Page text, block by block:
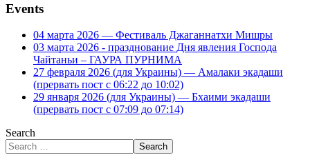
Events
04 марта 2026 — Фестиваль Джаганнатхи Мишры
03 марта 2026 - празднование Дня явления Господа
Чайтаньи – ГАУРА ПУРНИМА
27 февраля 2026 (для Украины) — Амалаки экадаши
(прервать пост с 06:22 до 10:02)
29 января 2026 (для Украины) — Бхаими экадаши
(прервать пост с 07:09 до 07:14)
Search
Search